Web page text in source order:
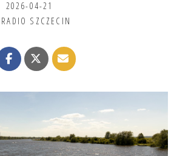
2026-04-21
RADIO SZCZECIN